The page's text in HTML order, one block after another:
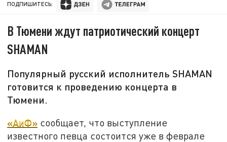
ПОДПИШИТЕСЬ:
В Тюмени ждут патриотический концерт
SHAMAN
Популярный русский исполнитель SHAMAN
готовится к проведению концерта в
Тюмени.
«АиФ» сообщает, что выступление
известного певца состоится уже в феврале